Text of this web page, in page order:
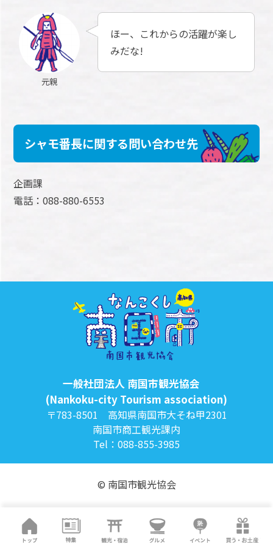
元親
ほー、これからの活躍が楽し
みだな!
シャモ番長に関する問い合わせ先
企画課
電話：088-880-6553
一般社団法人 南国市観光協会
(Nankoku-city Tourism association)
〒783-8501 高知県南国市大そね甲2301
南国市商工観光課内
Tel：088-855-3985
© 南国市観光協会